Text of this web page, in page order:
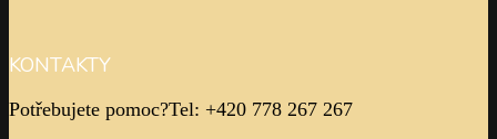
KONTAKTY
Potřebujete pomoc?Tel: +420 778 267 267